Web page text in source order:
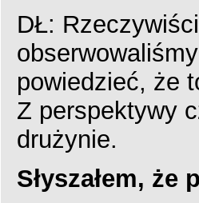
DŁ:
powiedzieć, że
Z perspektywy
drużynie.
Słyszałem,